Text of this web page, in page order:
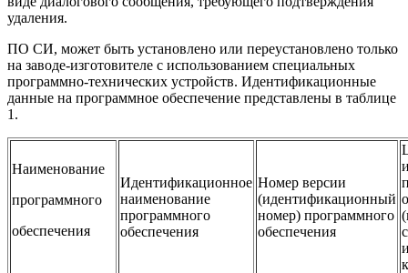
удаления.
ПО СИ, может быть установлено или переустановлено только
на заводе-изготовителе с использованием специальных
программно-технических устройств. Идентификационные
данные на программное обеспечение представлены в таблице
1.
Наименование
программного
обеспечения
Идентификационное
наименование
программного
обеспечения
Номер версии
(идентификационный
номер) программного
обеспечения